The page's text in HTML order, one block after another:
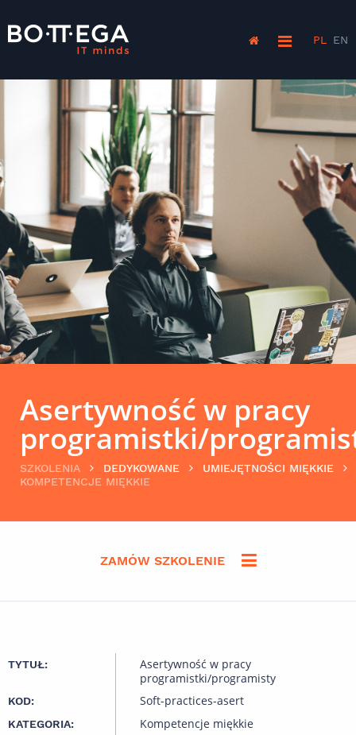
PL EN
Asertywność w pracy
programistki/
SZKOLENIA DEDYKOWANE
UMIEJĘTNOŚCI MIĘKKIE
KOMPETENCJE MIĘKKIE
ZAMÓW SZKOLENIE
TYTUŁ:
Asertywność w pracy
programistki/programisty
KOD: Soft-practices-asert
KATEGORIA: Kompetencje miękkie